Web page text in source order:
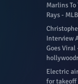
Marlins To
Rays -
Interview
Goes Viral
Electric
for takeoff